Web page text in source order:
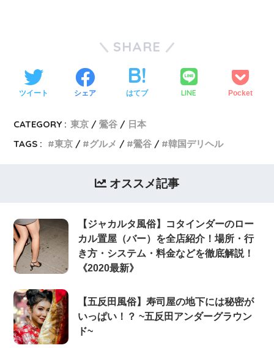
SHARE
ツイート シェア はてブ LINE Pocket
CATEGORY : 東京 鶯谷
日本
TAGS :
東京 グルメ 鶯谷 韓国デリヘル
オススメ記事
【ジャカルタ風俗】コタインダーのロー
カル置屋（バー）を全店紹介！場所・行
き方・システム・料金などを徹底解説！
《2020最新》
【五反田風俗】寿司屋の地下には秘密が
いっぱい！？ ~五反田アンダーグラウン
ド~